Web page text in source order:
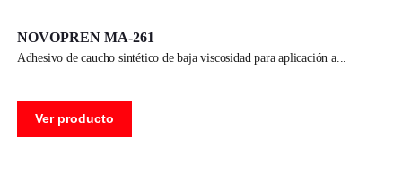
NOVOPREN MA-261
adhesivo de caucho sintético de baja viscosidad para aplicación a
Ver producto